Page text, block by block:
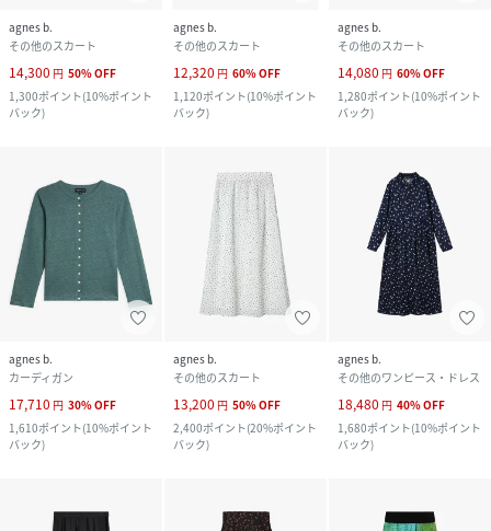
agnes b.
その他のスカート
14,300 円 50%OFF
1,300ポイント(10%ポイント
バック)
agnes b.
その他のスカート
12,320 円 60%OFF
1,120ポイント(10%ポイント
バック)
agnes b.
その他のスカート
14,080 円 60%OFF
1,280ポイント(10%ポイント
バック)
agnes b.
カーディガン
17,710 円 30%OFF
1,610ポイント(10%ポイント
バック)
agnes b.
その他のスカート
13,200 円 50%OFF
2,400ポイント(20%ポイント
バック)
agnes b.
その他のワンピース・ドレス
18,480 円 40%OFF
1,680ポイント(10%ポイント
バック)